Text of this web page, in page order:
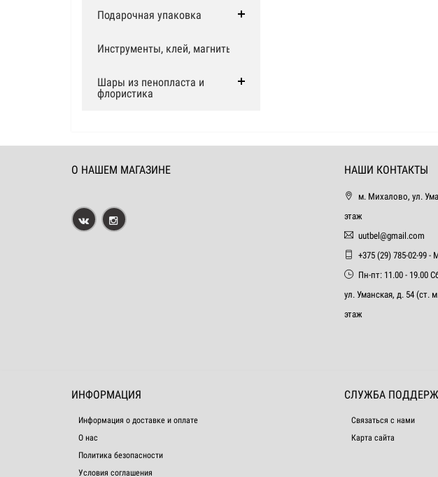
Подарочная упаковка
Инструменты, клей, магниты
Шары из пенопласта и
флористика
О НАШЕМ МАГАЗИНЕ НАШИ КОНТАКТЫ
м. Михалово, ул.
этаж
uutbel@gmail.com
+375 (29) 785-02-99 -
Пн-пт: 11.00 - 19.00
ул. Уманская, д. 54 (ст.
этаж
ИНФОРМАЦИЯ
Информация о доставке и оплате
О нас
Политика безопасности
Условия соглашения
СЛУЖБА
Связаться с нами
Карта сайта